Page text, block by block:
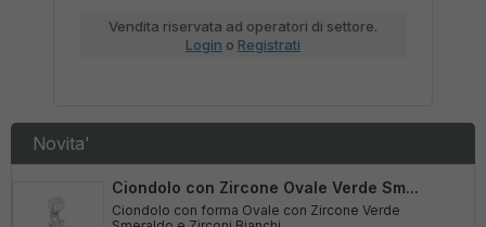
Vendita riservata ad operatori di settore.
Login o Registrati
Novita'
Ciondolo con Zircone Ovale Verde Sm...
Ciondolo con forma Ovale con Zircone Verde